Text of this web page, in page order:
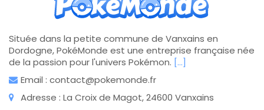
Située dans la petite commune de Vanxains en
Dordogne, PokéMonde est une entreprise française née
de la passion pour l'univers Pokémon. [...]
Email : contact@pokemonde.fr
Adresse : La Croix de Magot, 24600 Vanxains